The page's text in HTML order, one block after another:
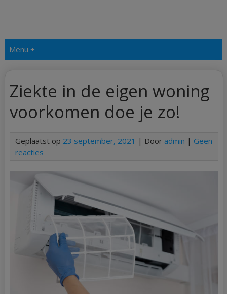
Menu +
Ziekte in de eigen woning
voorkomen doe je zo!
Geplaatst op 23 september, 2021 | Door admin | Geen
reacties